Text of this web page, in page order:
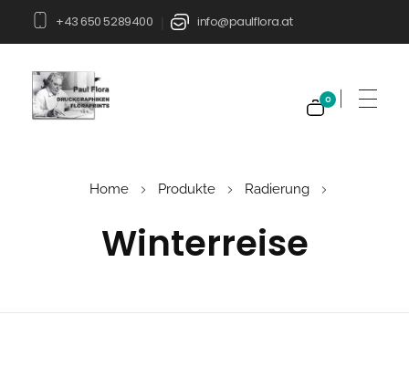
+43 650 5289400 info@paulflora.at
0
Home Produkte Radierung
Winterreise